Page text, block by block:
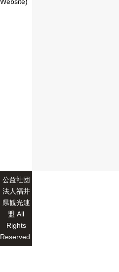
公益社団
法人福井
県観光連
盟 All
Rights
Reserved.